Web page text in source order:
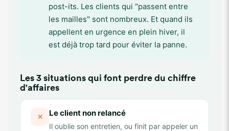
post-its. Les clients qui "passent entre
les mailles" sont nombreux. Et quand ils
appellent en urgence en plein hiver, il
est déjà trop tard pour éviter la panne.
Les 3 situations qui font perdre du chiffre
d'affaires
✕ Le client non relancé
Il oublie son entretien, ou finit par appeler un